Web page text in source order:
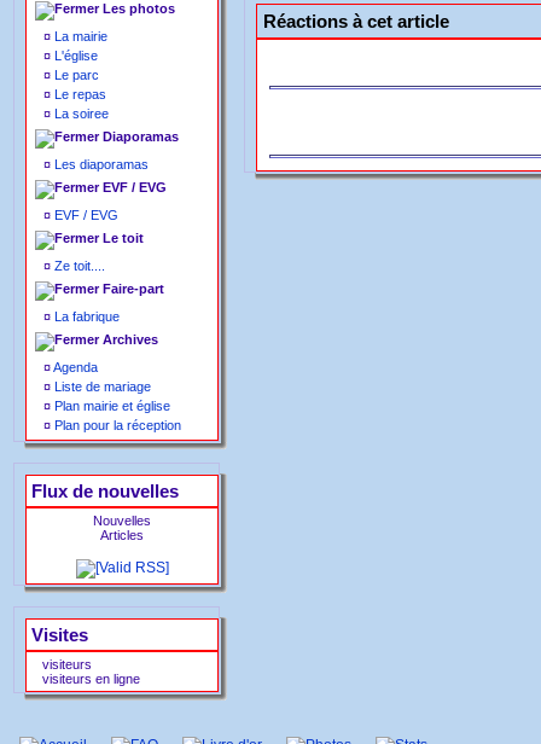
Les photos
¤ La mairie
¤ L'église
¤ Le parc
¤ Le repas
¤ La soiree
Diaporamas
¤ Les diaporamas
EVF / EVG
¤ EVF / EVG
Le toit
¤ Ze toit....
Faire-part
¤ La fabrique
Archives
¤Agenda
¤ Liste de mariage
¤ Plan mairie et église
¤ Plan pour la réception
Flux de nouvelles
Nouvelles
Articles
Visites
visiteurs
visiteurs en ligne
Réactions à cet article